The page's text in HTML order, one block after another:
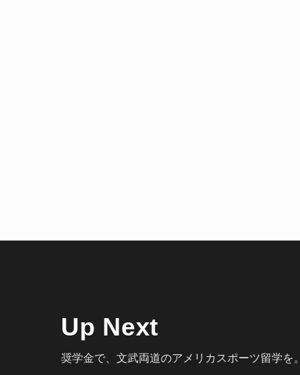
Up Next
奨学金で、文武両道のアメリカスポーツ留学を。